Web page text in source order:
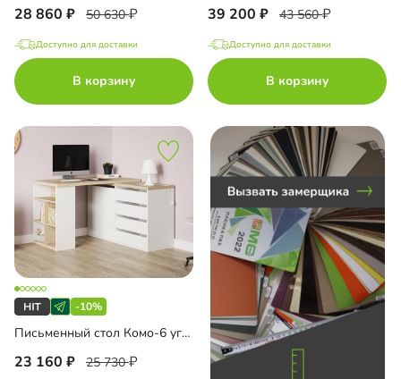
до
до
28 860 50 630
Доступно для доставки
В корзину
39 200 43 560
Доступно для доставки
В корзину
-10%
Письменный стол Комо-6 угловой
23 160 25 730